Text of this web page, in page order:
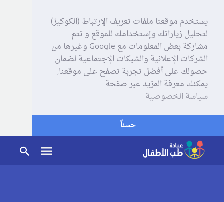
يستخدم موقعنا ملفات تعريف الإرتباط (الكوكيز)
لتحليل زياراتك وإستخدامك للموقع و تتم
مشاركة بعض المعلومات مع Google وغيرها من
الشركات الإعلانية والشبكات الإجتماعية لضمان
حصولك على أفضل تجربة تصفح على موقعنا,
يمكنك معرفة المزيد عبر صفحة
سياسة الخصوصية
حسناً